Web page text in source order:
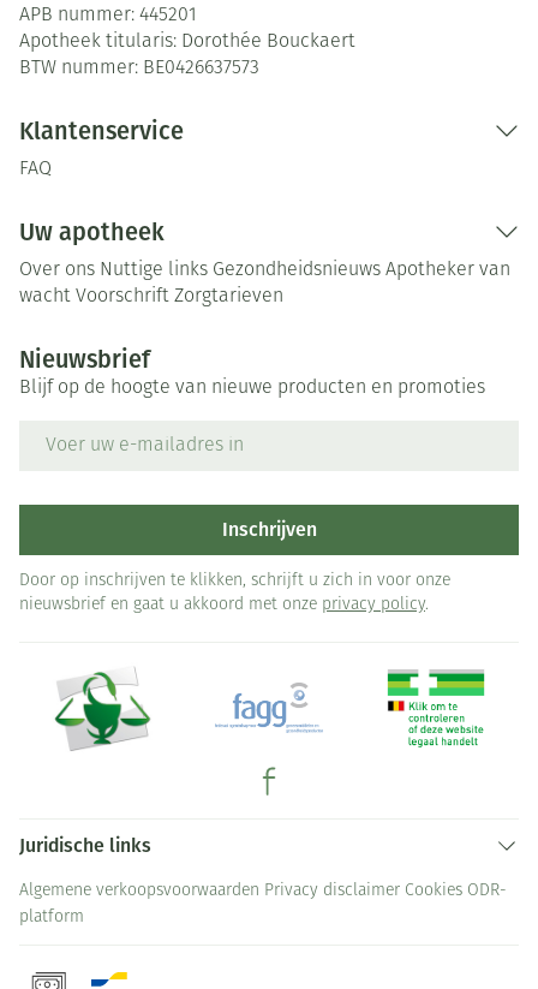
APB nummer: 445201
Apotheek titularis: Dorothée Bouckaert
BTW nummer: BE0426637573
Klantenservice
FAQ
Uw apotheek
Over ons Nuttige links Gezondheidsnieuws Apotheker van
wacht Voorschrift Zorgtarieven
Nieuwsbrief
Blijf op de hoogte van nieuwe producten en promoties
Inschrijven
Door op inschrijven te klikken, schrijft u zich in voor onze
nieuwsbrief en gaat u akkoord met onze privacy policy.
Juridische links
Algemene verkoopsvoorwaarden Privacy disclaimer Cookies ODR-
platform